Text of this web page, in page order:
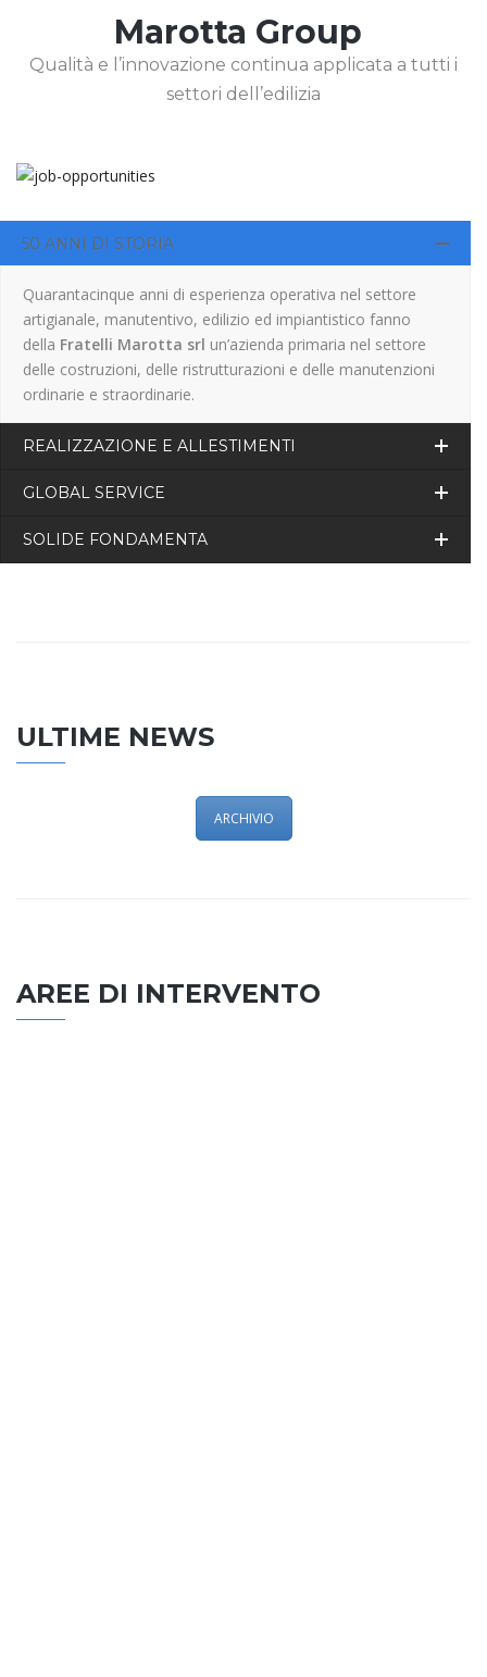
Marotta Group
Qualità e l’innovazione continua applicata a tutti i
settori dell’edilizia
50 ANNI DI STORIA
Quarantacinque anni di esperienza operativa nel settore
artigianale, manutentivo, edilizio ed impiantistico fanno
della Fratelli Marotta srl un’azienda primaria nel settore
delle costruzioni, delle ristrutturazioni e delle manutenzioni
ordinarie e straordinarie.
REALIZZAZIONE E ALLESTIMENTI
GLOBAL SERVICE
SOLIDE FONDAMENTA
ULTIME NEWS
ARCHIVIO
AREE DI INTERVENTO